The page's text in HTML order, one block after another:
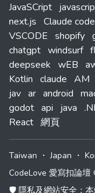
JavaSCript
next.js Claude code
VSCODE shopify
chatgpt windsurf
deepseek wEB
Kotlin claude AM
jav ar android
godot api java
React 網頁
Taiwan ・Japan ・
CodeLove 愛寫扣論
🛡️ 隱私及網站安全：